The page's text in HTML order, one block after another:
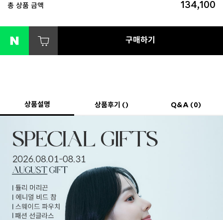
총 상품 금액 134,100
구매하기
상품설명 상품후기 () Q&A (0)